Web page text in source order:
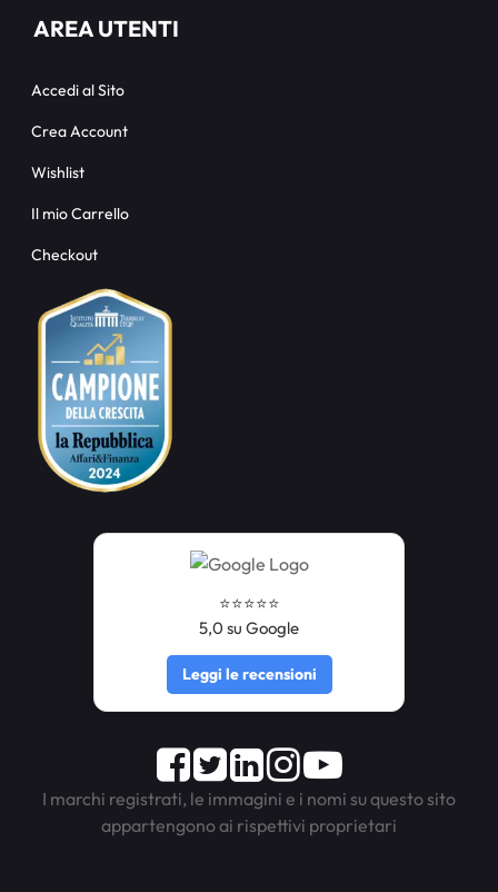
AREA UTENTI
Accedi al Sito
Crea Account
Wishlist
Il mio Carrello
Checkout
⭐️⭐️⭐️⭐️⭐️
5,0 su Google
Leggi le recensioni
Facebook
TwitterLinkedInInstagram
Youtube
I marchi registrati, le immagini e i nomi su questo sito
appartengono ai rispettivi proprietari